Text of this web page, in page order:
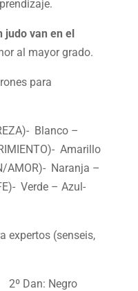
judo van en el
al mayor grado.
para
Blanco –
Amarillo
AMOR)- Naranja –
Verde – Azul-
expertos (senseis,
Dan: Negro